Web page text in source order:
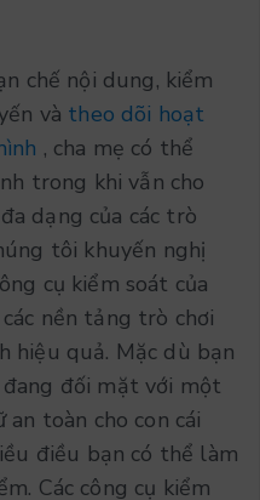
chế nội dung, kiểm
và theo dõi hoạt
, cha mẹ có thể
trong khi vẫn cho
dạng của các trò
tôi khuyến nghị
cụ kiểm soát của
nền tảng trò chơi
hiệu quả. Mặc dù bạn
đối mặt với một
an toàn cho con cái
điều bạn có thể làm
Các công cụ kiểm